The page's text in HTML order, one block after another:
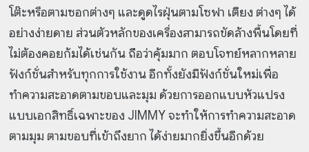
โต๊ะหรือตามซอกต่างๆ และดูดไรฝุ่นตามโซฟา เตียง ต่างๆ ได้
อย่างง่ายดาย ส่วนตัวหลักของเครื่องสามารถขัดล้างพื้นโดยที่
ไม่ต้องคอยก้มได้เช่นกัน ถือว่าคุ้มมาก ตอบโจทย์หลากหลาย
ฟังก์ชั่นสำหรับทุกการใช้งาน อีกทั้งยังมีฟังก์ชั่นใหม่เพื่อ
ทำความสะอาดตามขอบและมุม ด้วยการออกแบบหัวแปรง
แบบเอกสิทธิ์เฉพาะของ JIMMY จะทำให้การทำความสะอาด
ตามมุม ตามขอบที่เข้าถึงยาก ได้ง่ายมากยิ่งขึ้นอีกด้วย